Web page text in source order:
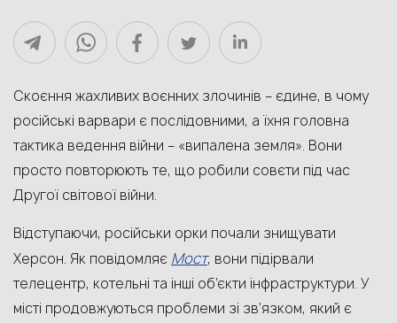
Скоєння жахливих воєнних злочинів – єдине, в чому
російські варвари є послідовними, а їхня головна
тактика ведення війни – «випалена земля». Вони
просто повторюють те, що робили совєти під час
Другої світової війни.
Відступаючи, російськи орки почали знищувати
Херсон. Як повідомляє Мост, вони підірвали
телецентр, котельні та інші об’єкти інфраструктури. У
місті продовжуються проблеми зі зв’язком, який є